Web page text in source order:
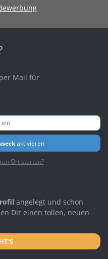
Mail für
aktivieren
Ort starten?
angelegt und schon
Dir einen tollen, neuen